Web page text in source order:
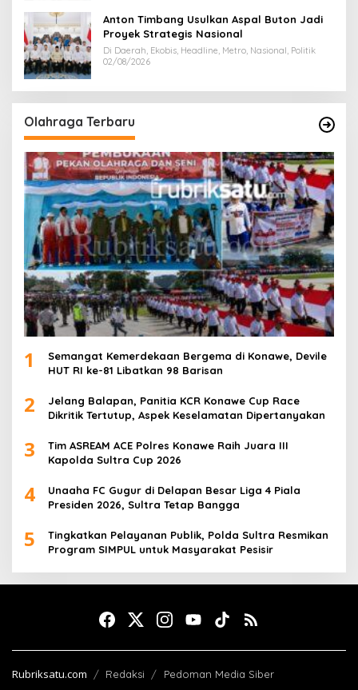
Anton Timbang Usulkan Aspal Buton Jadi
Proyek Strategis Nasional
Di Daerah, Ekobis, Headline, Metro, Nasional, Politik
02/08/2026
Olahraga Terbaru
1
Semangat Kemerdekaan Bergema di Konawe, Devile
HUT RI ke-81 Libatkan 98 Barisan
2
Jelang Balapan, Panitia KCR Konawe Cup Race
Dikritik Tertutup, Aspek Keselamatan Dipertanyakan
3
Tim ASREAM ACE Polres Konawe Raih Juara III
Kapolda Sultra Cup 2026
4
Unaaha FC Gugur di Delapan Besar Liga 4 Piala
Presiden 2026, Sultra Tetap Bangga
5
Tingkatkan Pelayanan Publik, Polda Sultra Resmikan
Program SIMPUL untuk Masyarakat Pesisir
Rubriksatu.com Redaksi Pedoman Media Siber